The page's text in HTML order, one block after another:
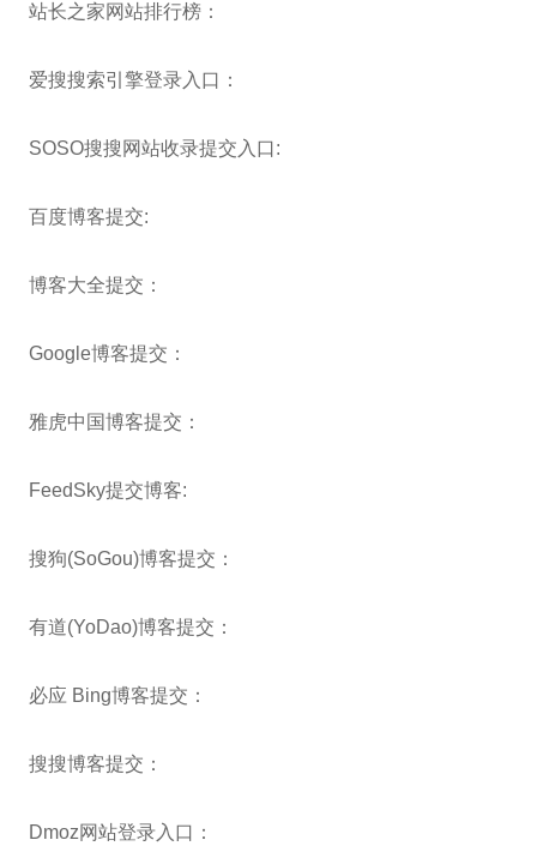
站长之家网站排行榜：
爱搜搜索引擎登录入口：
SOSO搜搜网站收录提交入口:
百度博客提交:
博客大全提交：
Google博客提交：
雅虎中国博客提交：
FeedSky提交博客:
搜狗(SoGou)博客提交：
有道(YoDao)博客提交：
必应 Bing博客提交：
搜搜博客提交：
Dmoz网站登录入口：